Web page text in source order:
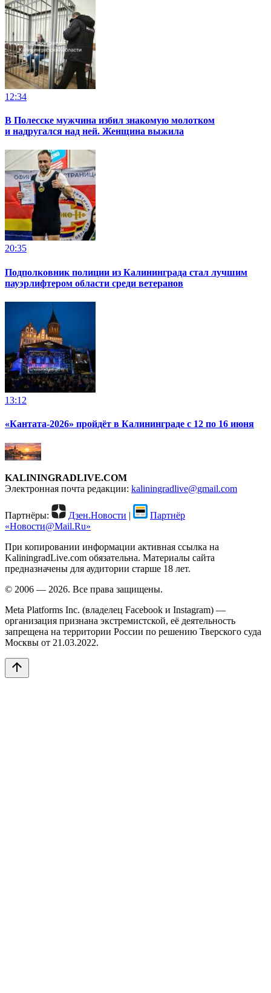
12:34
В Полесске мужчина избил знакомую молотком
и надругался над ней. Женщина выжила
20:35
Подполковник полиции из Калининграда стал лучшим
пауэрлифтером области среди ветеранов
13:12
«Кантата-2026» пройдёт в Калининграде с 12 по 16 июня
KALININGRADLIVE.COM
Электронная почта редакции: kaliningradlive@gmail.com
Партнёры: Дзен.Новости |
Партнёр
«Новости@Mail.Ru»
При копировании информации активная ссылка на
KaliningradLive.com обязательна. Материалы сайта
предназначены для аудитории старше 18 лет.
© 2006 — 2026. Все права защищены.
Meta Platforms Inc. (владелец Facebook и Instagram) —
организация признана экстремистской, её деятельность
запрещена на территории России по решению Тверского суда
Москвы от 21.03.2022.
arrow_upward